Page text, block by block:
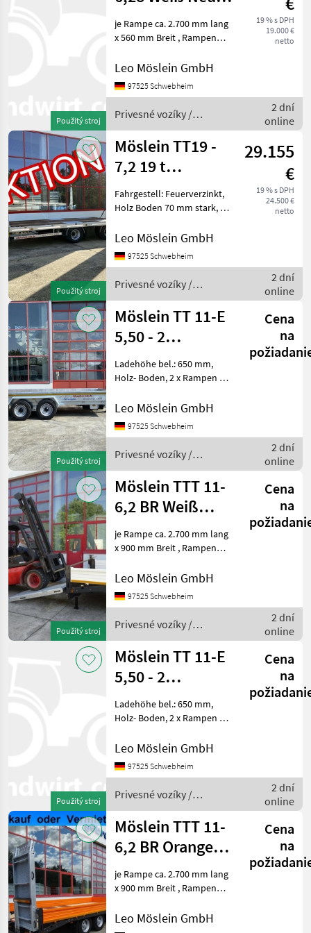
Použitý stroj
Tandemtieflader
19 % s DPH
19.000 €
netto
je Rampe ca. 2.700 mm lang
x 560 mm Breit , Rampen
840 mm, 12 Zurrösen je 2, 5
Bordwände, klappbar und
Leo Möslein GmbH
97525 Schwebheim
Privesné vozíky /
Möslein
2 dní
online
Použitý stroj
Möslein TT19 -
7,2 19 t
Tandemtieflader,
Luftgefedert, N
29.155
€
19 % s DPH
24.500 €
netto
Fahrgestell: Feuerverzinkt,
Holz Boden 70 mm stark, 20
3.100 mm lang x 760 mm
Federhebewerk, 8 x
Leo Möslein GmbH
97525 Schwebheim
Privesné vozíky /
Möslein
2 dní
online
Použitý stroj
Möslein TT 11-E
5,50 - 2
Tandemtieflader5,50
m x 2 m, Fe
Cena
na
Ladehöhe bel.: 650 mm,
Holz- Boden, 2 x Rampen (
breit ), Rampen mit
Gitterrosten, 10 x Zurrösen ,
Leo Möslein GmbH
97525 Schwebheim
Privesné vozíky /
Möslein
2 dní
online
Použitý stroj
Möslein TTT 11-
6,2 BR Weiß
Tandemtieflader
mit breiten R
Cena
na
je Rampe ca. 2.700 mm lang
x 900 mm Breit , Rampen
840 mm, 12 Zurrösen je 2, 5
Bordwände, klappbar und
Leo Möslein GmbH
97525 Schwebheim
Privesné vozíky /
Möslein
2 dní
online
Použitý stroj
Möslein TT 11-E
5,50 - 2
Tandemtieflader5,50
m x 2 m, Fe
Cena
na
Ladehöhe bel.: 650 mm,
Holz- Boden, 2 x Rampen (
breit ), Rampen mit
Gitterrosten, 10 x Zurrösen ,
Leo Möslein GmbH
97525 Schwebheim
Privesné vozíky /
Möslein
2 dní
online
Möslein TTT 11-
6,2 BR Orange
Tandemtieflader
mit breiten
Cena
na
je Rampe ca. 2.700 mm lang
x 900 mm Breit , Rampen
840 mm, 12 Zurrösen je 2, 5
Leo Möslein GmbH